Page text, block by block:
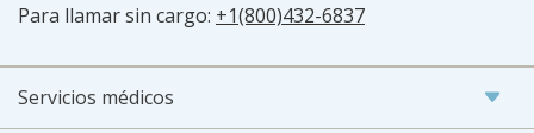
Para llamar sin cargo: +1(800)432-6837
Servicios médicos